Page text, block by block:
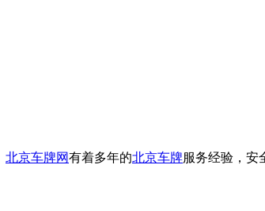
北京车牌网有着多年的北京车牌服务经验，安